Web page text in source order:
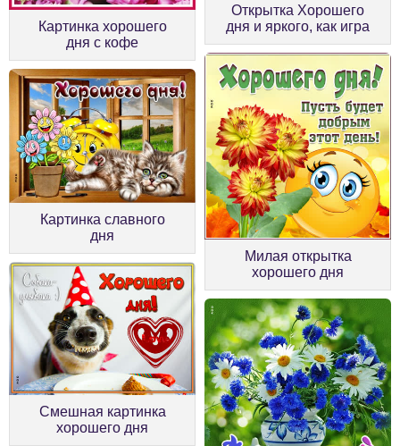
Картинка хорошего
дня с кофе
Открытка Хорошего
дня и яркого, как игра
Картинка славного
дня
Милая открытка
хорошего дня
Смешная картинка
хорошего дня